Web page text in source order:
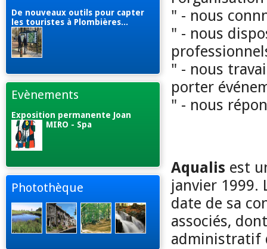
De nouveaux outils pour capter
les touristes à Plombières...
Evènements
Exposition permanente Joan
MIRO - Spa
Photothèque
" - nous
" - nous
" - nous
porter
" - nous
Aqualis est
janvier 1999.
date de sa
associés,
administratif